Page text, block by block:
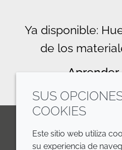
Ya disponible:
de los
Aprender
LinkedIn
SUS
COOKIES
Este sitio web utiliza
su experiencia de